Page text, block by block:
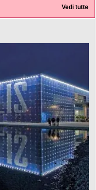
Vedi tutte